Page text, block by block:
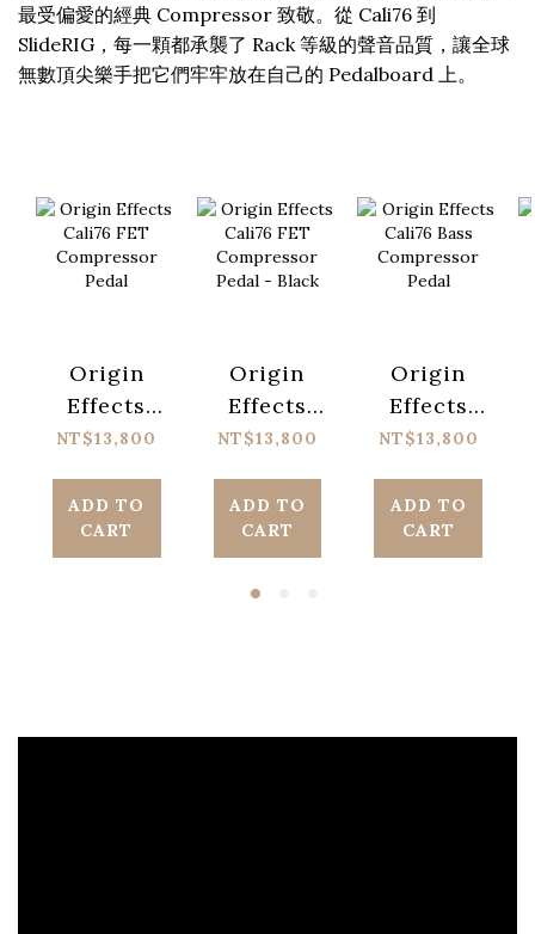
最受偏愛的經典 Compressor 致敬。從 Cali76 到
SlideRIG，每一顆都承襲了 Rack 等級的聲音品質，讓全球
無數頂尖樂手把它們牢牢放在自己的 Pedalboard 上。
Origin
Effects
Cali76 FET
Pedal
NT$13,800
ADD TO
CART
Origin
Effects
Cali76 FET
Pedal -
Black
NT$13,800
ADD TO
CART
Origin
Effects
Cali76
Compressor
Pedal
NT$13,800
ADD TO
CART